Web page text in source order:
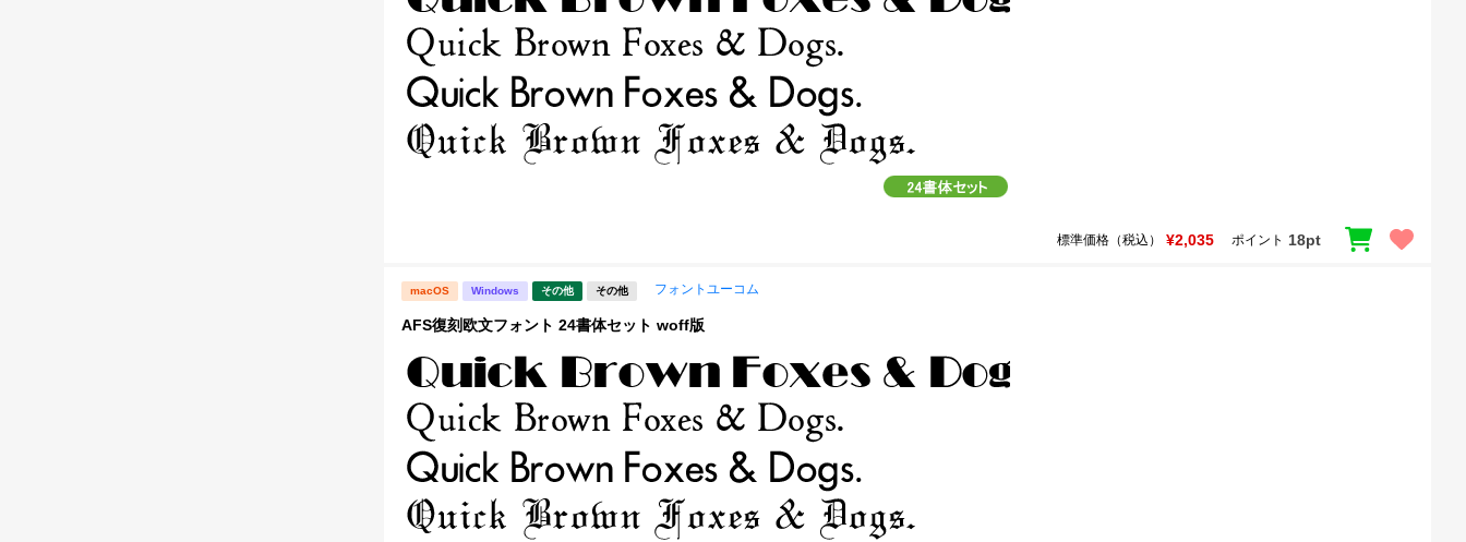
標準価格（税込） ¥2,035 ポイント 18pt
macOS Windows その他 その他 フォントユーコム
AFS復刻欧文フォント 24書体セット woff版